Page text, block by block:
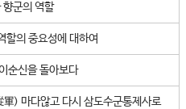
향군의 역할
할의 중요성에 대하여
순신을 돌아보다
) 마다않고 다시 삼도수군통제사로